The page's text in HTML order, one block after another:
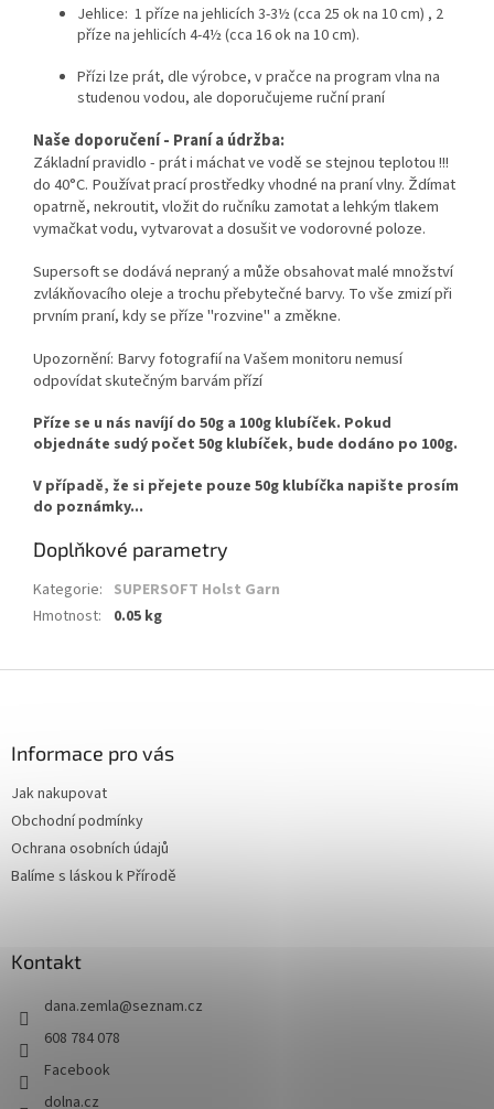
Jehlice: 1 příze na jehlicích 3-3½ (cca 25 ok na 10 cm) , 2
příze na jehlicích 4-4½ (cca 16 ok na 10 cm).
Přízi lze prát, dle výrobce, v pračce na program vlna na
studenou vodou, ale doporučujeme ruční praní
Naše doporučení - Praní a údržba:
Základní pravidlo - prát i máchat ve vodě se stejnou teplotou !!!
do 40°C. Používat prací prostředky vhodné na praní vlny. Ždímat
opatrně, nekroutit, vložit do ručníku zamotat a lehkým tlakem
vymačkat vodu, vytvarovat a dosušit ve vodorovné poloze.
Supersoft se dodává nepraný a může obsahovat malé množství
zvlákňovacího oleje a trochu přebytečné barvy. To vše zmizí při
prvním praní, kdy se příze "rozvine" a změkne.
Upozornění: Barvy fotografií na Vašem monitoru nemusí
odpovídat skutečným barvám přízí
Příze se u nás navíjí do 50g a 100g klubíček. Pokud
objednáte sudý počet 50g klubíček, bude dodáno po 100g.
V případě, že si přejete pouze 50g klubíčka napište prosím
do poznámky...
Doplňkové parametry
Kategorie: SUPERSOFT Holst Garn
Hmotnost: 0.05 kg
Informace pro vás
Jak nakupovat
Obchodní podmínky
Ochrana osobních údajů
Balíme s láskou k Přírodě
Kontakt
dana.zemla@seznam.cz
608 784 078
Facebook
dolna.cz